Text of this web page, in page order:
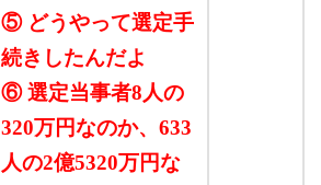
⑤ どうやって選定手
続きしたんだよ
⑥ 選定当事者8人の
320万円なのか、633
人の2億5320万円な